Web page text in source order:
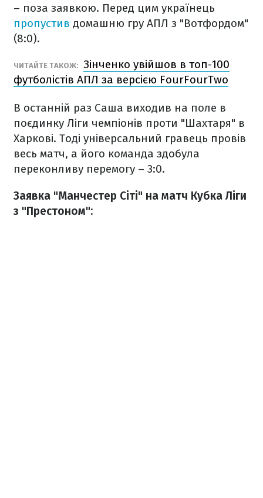
– поза заявкою. Перед цим українець
пропустив домашню гру АПЛ з "Вотфордом"
(8:0).
ЧИТАЙТЕ ТАКОЖ: Зінченко увійшов в топ-100
футболістів АПЛ за версією FourFourTwo
В останній раз Саша виходив на поле в
поєдинку Ліги чемпіонів проти "Шахтаря" в
Харкові. Тоді універсальний гравець провів
весь матч, а його команда здобула
переконливу перемогу – 3:0.
Заявка "Манчестер Сіті" на матч Кубка Ліги
з "Престоном":